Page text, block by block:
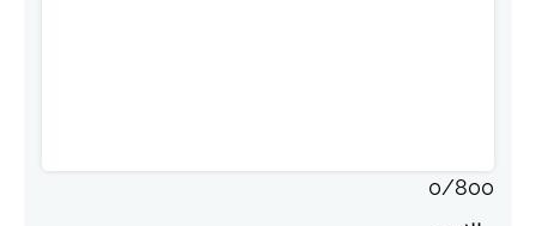
0/800